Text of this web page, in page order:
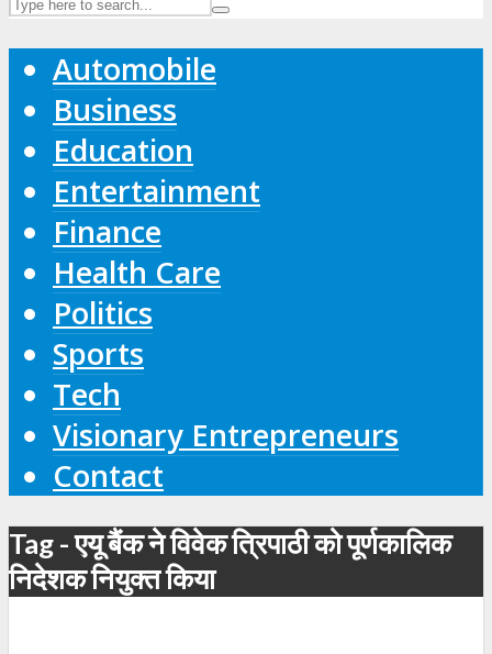
Automobile
Business
Education
Entertainment
Finance
Health Care
Politics
Sports
Tech
Visionary Entrepreneurs
Contact
Tag - एयू बैंक ने विवेक त्रिपाठी को पूर्णकालिक
निदेशक नियुक्त किया